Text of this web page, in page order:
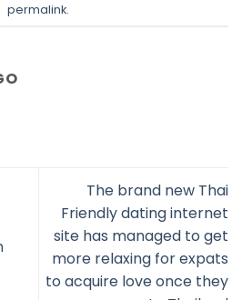
permalink.
The brand new Thai
Friendly dating internet
site has managed to get
more relaxing for expats
to acquire love once they